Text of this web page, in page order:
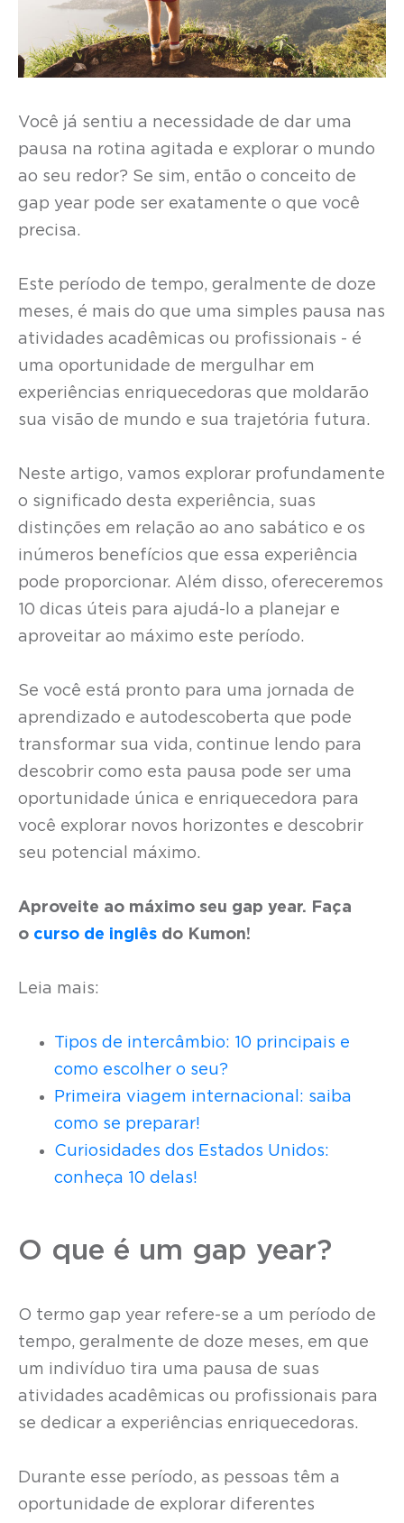
Você já sentiu a necessidade de dar uma
pausa na rotina agitada e explorar o mundo
ao seu redor? Se sim, então o conceito de
gap year pode ser exatamente o que você
precisa.
Este período de tempo, geralmente de doze
meses, é mais do que uma simples pausa nas
atividades acadêmicas ou profissionais - é
uma oportunidade de mergulhar em
experiências enriquecedoras que moldarão
sua visão de mundo e sua trajetória futura.
Neste artigo, vamos explorar profundamente
o significado desta experiência, suas
distinções em relação ao ano sabático e os
inúmeros benefícios que essa experiência
pode proporcionar. Além disso, ofereceremos
10 dicas úteis para ajudá-lo a planejar e
aproveitar ao máximo este período.
Se você está pronto para uma jornada de
aprendizado e autodescoberta que pode
transformar sua vida, continue lendo para
descobrir como esta pausa pode ser uma
oportunidade única e enriquecedora para
você explorar novos horizontes e descobrir
seu potencial máximo.
Aproveite ao máximo seu gap year. Faça
o curso de inglês do Kumon!
Leia mais:
Tipos de intercâmbio: 10 principais e
como escolher o seu?
Primeira viagem internacional: saiba
como se preparar!
Curiosidades dos Estados Unidos:
conheça 10 delas!
O que é um gap year?
O termo gap year refere-se a um período de
tempo, geralmente de doze meses, em que
um indivíduo tira uma pausa de suas
atividades acadêmicas ou profissionais para
se dedicar a experiências enriquecedoras.
Durante esse período, as pessoas têm a
oportunidade de explorar diferentes